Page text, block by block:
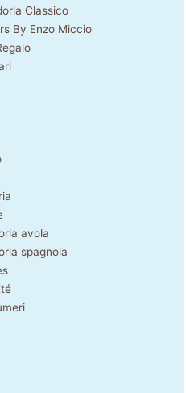
Classico
By Enzo Miccio
avola
spagnola